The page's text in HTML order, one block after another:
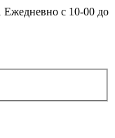
Ежедневно с 10-00 до